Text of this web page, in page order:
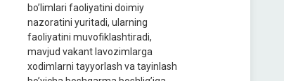
bo’limlari faoliyatini doimiy
nazoratini yuritadi, ularning
faoliyatini muvofiklashtiradi,
mavjud vakant lavozimlarga
xodimlarni tayyorlash va tayinlash